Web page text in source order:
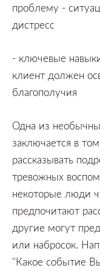
проблему -
дистресс
- ключевые
клиент должен
благополучия
Одна из
заключается в
рассказывать
тревожных
некоторые люди
предпочитают
другие могут
или набросок.
"Какое событие